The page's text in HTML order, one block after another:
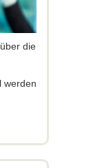
die
werden